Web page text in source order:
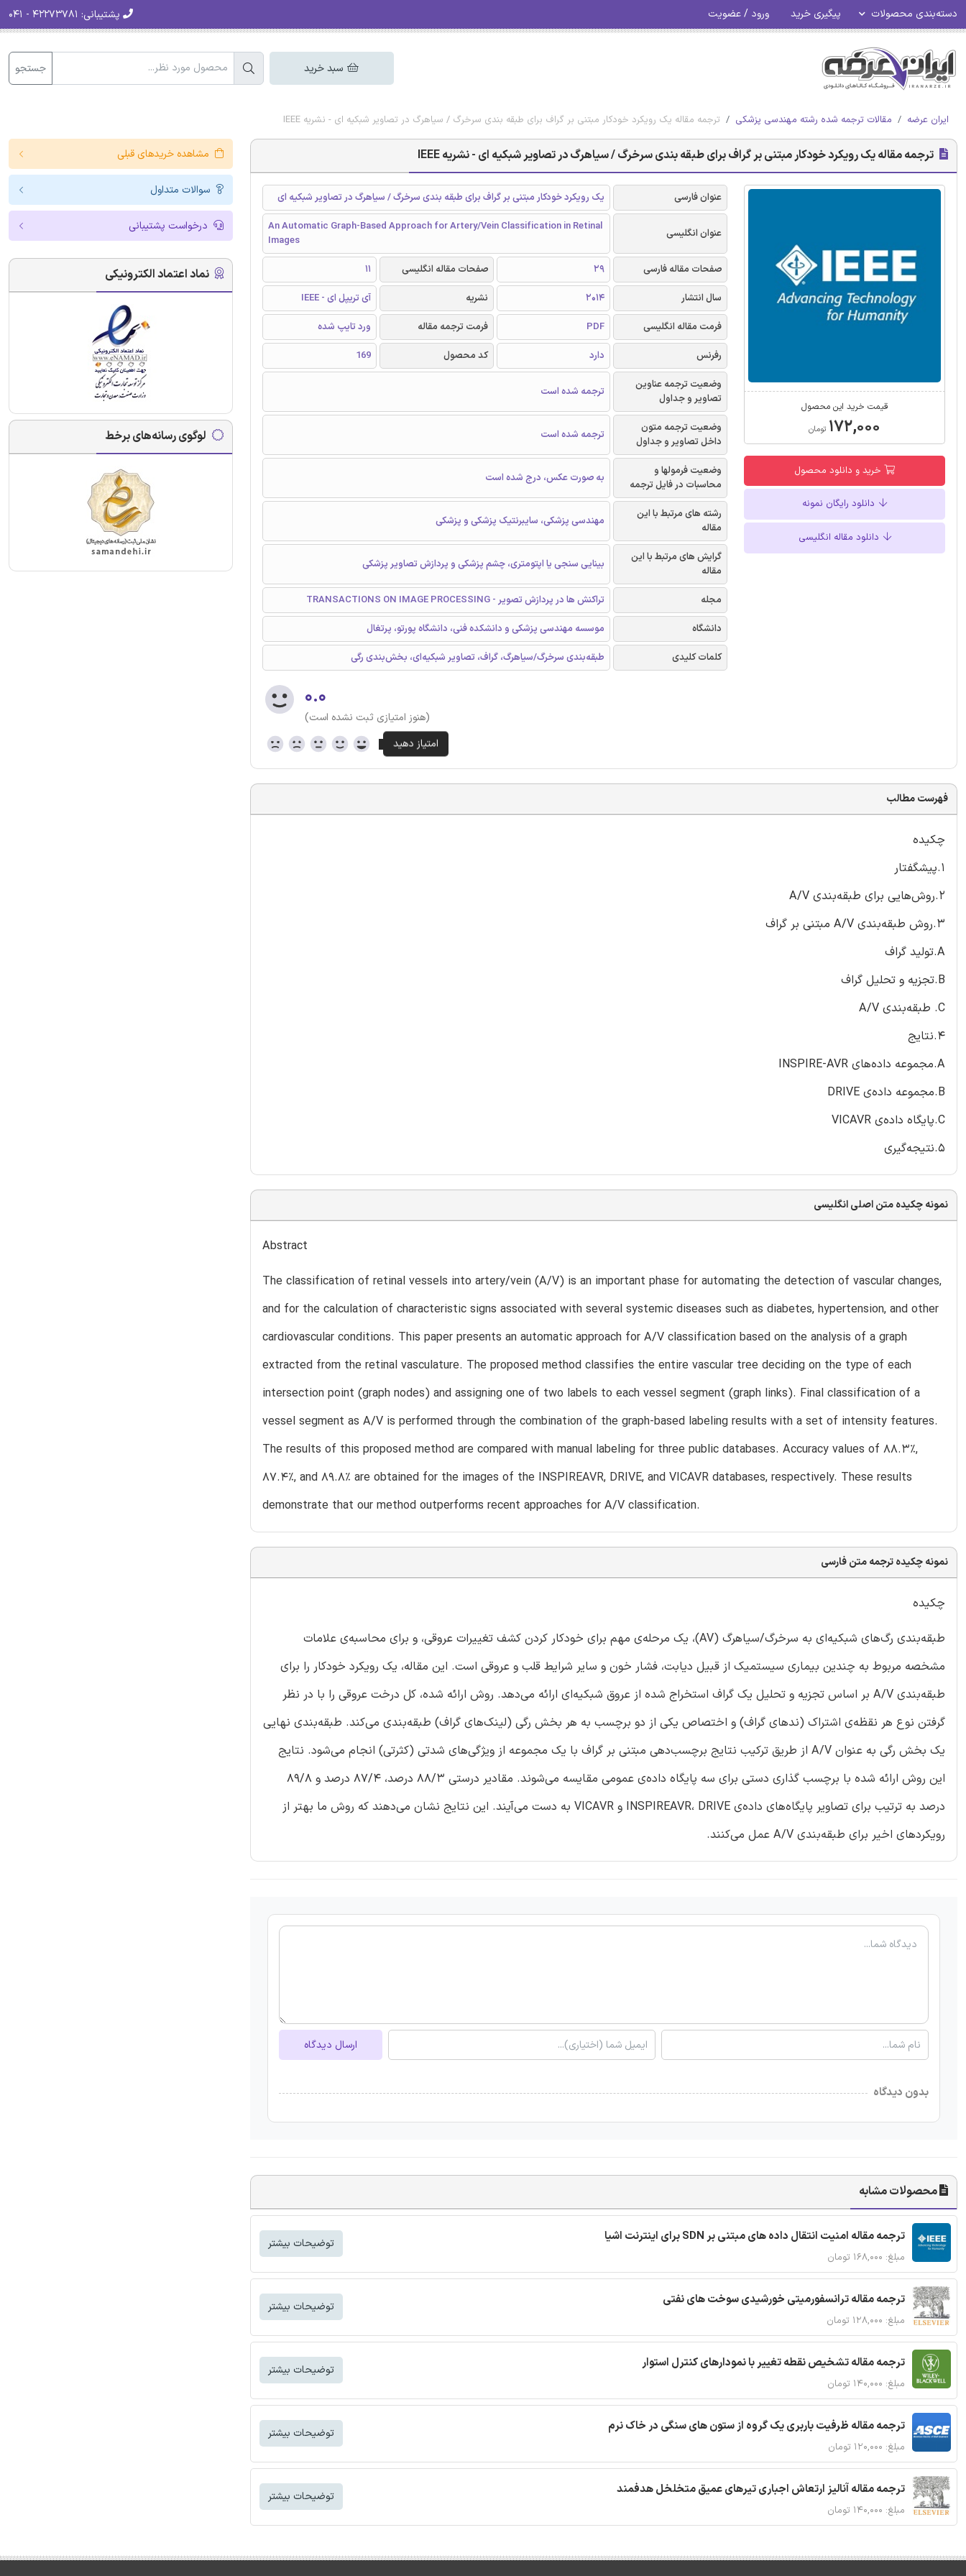
دسته‌بندی محصولات پیگیری خرید ورود / عضویت پشتیبانی:
سبد خرید جستجو
ایران عرضه مقالات ترجمه شده رشته مهندسی پزشکی ترجمه مقاله یک رویکرد خودکار مبتنی بر گراف برای طبقه بندی سرخرگ / سیاهرگ در تصاویر شبکیه ‌ای - نشریه IEEE
ترجمه مقاله یک رویکرد خودکار مبتنی بر گراف برای طبقه بندی سرخرگ / سیاهرگ در تصاویر شبکیه ‌ای - نشریه IEEE
قیمت خرید این محصول
۱۷۲,۰۰۰ تومان
خرید و دانلود محصول
دانلود رایگان نمونه
دانلود مقاله انگلیسی
عنوان فارسی یک رویکرد خودکار مبتنی بر گراف برای طبقه بندی سرخرگ / سیاهرگ در تصاویر شبکیه ‌ای
عنوان انگلیسی
An Automatic Graph-Based Approach for Artery/Vein Classification in Retinal
Images
صفحات مقاله فارسی
29 صفحات مقاله انگلیسی
11
سال انتشار
2014 نشریه
آی تریپل ای - IEEE
فرمت مقاله انگلیسی
PDF فرمت ترجمه مقاله
ورد تایپ شده
رفرنس
دارد کد محصول
169
وضعیت ترجمه عناوین
تصاویر و جداول
ترجمه شده است
وضعیت ترجمه متون
داخل تصاویر و جداول
ترجمه شده است
وضعیت فرمولها و
محاسبات در فایل ترجمه
به صورت عکس، درج شده است
رشته های مرتبط با این
مقاله
مهندسی پزشکی، سایبرنتیک پزشکی و پزشکی
گرایش های مرتبط با این
مقاله
بینایی سنجی یا اپتومتری، چشم پزشکی و پردازش تصاویر پزشکی
مجله
تراکنش ها در پردازش تصویر - TRANSACTIONS ON IMAGE PROCESSING
دانشگاه
موسسه مهندسی پزشکی و دانشکده فنی، دانشگاه پورتو، پرتغال
کلمات کلیدی
طبقه‌بندی سرخرگ/سیاهرگ، گراف، تصاویر شبکیه‌ای، بخش‌بندی رگی
۰.۰
(هنوز امتیازی ثبت نشده است)
فهرست مطالب
چکیده
۱.پیشگفتار
۲.روش‌هایی برای طبقه‌بندی A/V
۳.روش طبقه‌بندی A/V مبتنی بر گراف
A.تولید گراف
B.تجزیه و تحلیل گراف
C. طبقه‌بندی A/V
۴.نتایج
A.مجموعه داده‌های INSPIRE-AVR
B.مجموعه داده‌ی DRIVE
C.پایگاه داده‌ی VICAVR
۵.نتیجه‌گیری
نمونه چکیده متن اصلی انگلیسی
Abstract
The classification of retinal vessels into artery/vein (A/V) is an important phase for automating the detection of vascular changes,
and for the calculation of characteristic signs associated with several systemic diseases such as diabetes, hypertension, and other
cardiovascular conditions. This paper presents an automatic approach for A/V classification based on the analysis of a graph
extracted from the retinal vasculature. The proposed method classifies the entire vascular tree deciding on the type of each
intersection point (graph nodes) and assigning one of two labels to each vessel segment (graph links). Final classification of a
vessel segment as A/V is performed through the combination of the graph-based labeling results with a set of intensity features.
The results of this proposed method are compared with manual labeling for three public databases. Accuracy values of 88.3%,
87.4%, and 89.8% are obtained for the images of the INSPIREAVR, DRIVE, and VICAVR databases, respectively. These results
demonstrate that our method outperforms recent approaches for A/V classification.
نمونه چکیده ترجمه متن فارسی
چکیده
طبقه‌بندی رگ‌‌های شبکیه‌ای به سرخرگ/سیاهرگ (AV)، یک مرحله‌ی مهم برای خودکار کردن کشف تغییرات عروقی، و برای محاسبه‌ی علامات
مشخصه مربوط به چندین بیماری سیستمیک از قبیل دیابت، فشار خون و سایر شرایط قلب و عروقی است. این مقاله، یک رویکرد خودکار را برای
طبقه‌بندی A/V بر اساس تجزیه و تحلیل یک گراف استخراج شده از عروق شبکیه‌ای ارائه می‌دهد. روش ارائه شده، کل درخت عروقی را با در نظر
گرفتن نوع هر نقظه‌ی اشتراک (ندهای گراف) و اختصاص یکی از دو برچسب به هر بخش رگی (لینک‌های گراف) طبقه‌بندی می‌کند. طبقه‌بندی نهایی
یک بخش رگی به عنوان A/V از طریق ترکیب نتایج برچسب‌دهی مبتنی بر گراف با یک مجموعه از ویژگی‌های شدتی (کثرتی) انجام می‌شود. نتایج
این روش ارائه شده با برچسب گذاری دستی برای سه پایگاه داده‌ی عمومی مقایسه می‌شوند. مقادیر درستی ۸۸/۳ درصد، ۸۷/۴ درصد و ۸۹/۸
درصد به ترتیب برای تصاویر پایگاه‌های داده‌ی INSPIREAVR، DRIVE و VICAVR به دست می‌آیند. این نتایج نشان می‌دهند که روش ما بهتر از
رویکردهای اخیر برای طبقه‌بندی A/V عمل می‌کنند.
ارسال دیدگاه
بدون دیدگاه
محصولات مشابه
ترجمه مقاله امنیت انتقال داده های مبتنی بر SDN برای اینترنت اشیا
مبلغ: ۱۶۸,۰۰۰ تومان
توضیحات بیشتر
ترجمه مقاله ترانسفورمیتی خورشیدی سوخت های نفتی
مبلغ: ۱۲۸,۰۰۰ تومان
توضیحات بیشتر
ترجمه مقاله تشخیص نقطه تغییر با نمودارهای کنترل استوار
مبلغ: ۱۴۰,۰۰۰ تومان
توضیحات بیشتر
ترجمه مقاله ظرفیت باربری یک گروه از ستون های سنگی در خاک نرم
مبلغ: ۱۲۰,۰۰۰ تومان
توضیحات بیشتر
ترجمه مقاله آنالیز ارتعاش اجباری تیرهای عمیق متخلخل هدفمند
مبلغ: ۱۴۰,۰۰۰ تومان
توضیحات بیشتر
مشاهده خریدهای قبلی
سوالات متداول
درخواست پشتیبانی
نماد اعتماد الکترونیکی
لوگوی رسانه‌های برخط